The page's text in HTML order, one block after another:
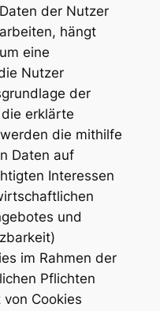
der Nutzer
hängt
eine
Nutzer
der
erklärte
die mithilfe
Daten auf
Interessen
und
im Rahmen der
Pflichten
Cookies